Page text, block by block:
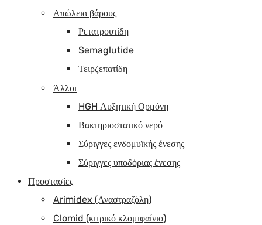
Απώλεια βάρους
Ρετατρουτίδη
Semaglutide
Τειρζεπατίδη
Άλλοι
HGH Αυξητική Ορμόνη
Βακτηριοστατικό νερό
Σύριγγες ενδομυϊκής ένεσης
Σύριγγες υποδόριας ένεσης
Προστασίες
Arimidex (Αναστραζόλη)
Clomid (κιτρικό κλομιφαίνιο)